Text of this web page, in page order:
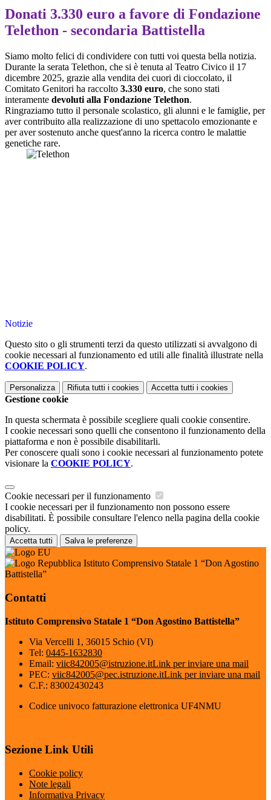
Donati 3.330 euro a favore di Fondazione
Telethon - secondaria Battistella
Siamo molto felici di condividere con tutti voi questa bella notizia.
Durante la serata Telethon, che si è tenuta al Teatro Civico il 17
dicembre 2025, grazie alla vendita dei cuori di cioccolato, il
Comitato Genitori ha raccolto 3.330 euro, che sono stati
interamente devoluti alla Fondazione Telethon.
Ringraziamo tutto il personale scolastico, gli alunni e le famiglie, per
aver contribuito alla realizzazione di uno spettacolo emozionante e
per aver sostenuto anche quest'anno la ricerca contro le malattie
genetiche rare.
Notizie
Questo sito o gli strumenti terzi da questo utilizzati si avvalgono di
cookie necessari al funzionamento ed utili alle finalità illustrate nella
COOKIE POLICY.
Personalizza Rifiuta tutti i cookies Accetta tutti i cookies
Gestione cookie
In questa schermata è possibile scegliere quali cookie consentire.
I cookie necessari sono quelli che consentono il funzionamento della
piattaforma e non è possibile disabilitarli.
Per conoscere quali sono i cookie necessari al funzionamento potete
visionare la COOKIE POLICY.
Cookie necessari per il funzionamento
I cookie necessari per il funzionamento non possono essere
disabilitati. È possibile consultare l'elenco nella pagina della cookie
policy.
Accetta tutti Salva le preferenze
Istituto Comprensivo Statale 1 “Don Agostino
Battistella”
Contatti
Istituto Comprensivo Statale 1 “Don Agostino Battistella”
Via Vercelli 1, 36015 Schio (VI)
Tel: 0445-1632830
Email: viic842005@istruzione.itLink per inviare una mail
PEC: viic842005@pec.istruzione.itLink per inviare una mail
C.F.: 83002430243
Codice univoco fatturazione elettronica UF4NMU
Sezione Link Utili
Cookie policy
Note legali
Informativa Privacy